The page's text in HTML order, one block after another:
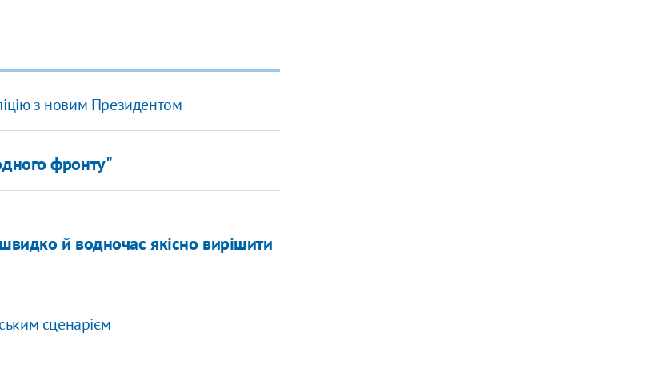
з новим Президентом
фронту"
й водночас якісно вирішити
сценарієм